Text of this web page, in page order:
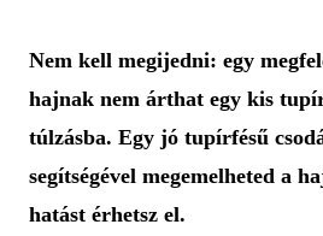
Nem kell megijedni: egy
hajnak nem árthat egy kis
túlzásba. Egy jó tupírfésű
segítségével megemelheted a
hatást érhetsz el.